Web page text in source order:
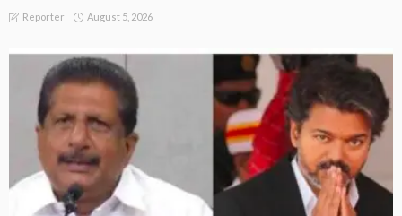
Reporter August 5, 2026